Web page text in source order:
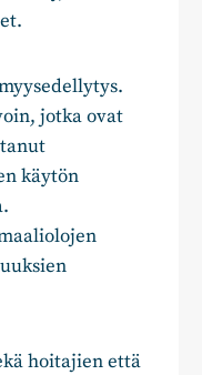
jotka ovat
käytön
hoitajien että